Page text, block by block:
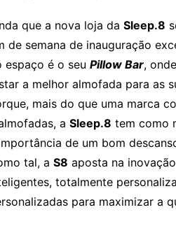
que a nova loja da Sleep.8
de semana de inauguração
espaço é o seu Pillow Bar,
a melhor almofada para as
mais do que uma marca
a Sleep.8 tem como
de um bom
tal, a S8 aposta na
totalmente
para maximizar a